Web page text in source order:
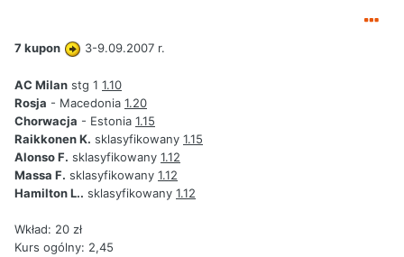
7 kupon 3-9.09.2007 r.
AC Milan stg 1 1.10
Rosja - Macedonia 1.20
Chorwacja - Estonia 1.15
Raikkonen K. sklasyfikowany 1.15
Alonso F. sklasyfikowany 1.12
Massa F. sklasyfikowany 1.12
Hamilton L.. sklasyfikowany 1.12
Wkład: 20 zł
Kurs ogólny: 2,45